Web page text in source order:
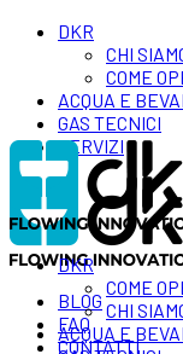
DKR
CHI
COME
ACQUA E
GAS TECNICI
SERVIZI
BLOG
FAQ
CONTATTI
DKR
COME
CHI
ACQUA E